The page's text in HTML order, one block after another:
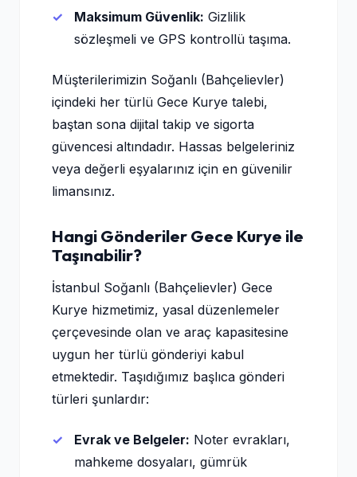
Maksimum Güvenlik: Gizlilik
sözleşmeli ve GPS kontrollü taşıma.
Müşterilerimizin Soğanlı (Bahçelievler)
içindeki her türlü Gece Kurye talebi,
baştan sona dijital takip ve sigorta
güvencesi altındadır. Hassas belgeleriniz
veya değerli eşyalarınız için en güvenilir
limansınız.
Hangi Gönderiler Gece Kurye ile
Taşınabilir?
İstanbul Soğanlı (Bahçelievler) Gece
Kurye hizmetimiz, yasal düzenlemeler
çerçevesinde olan ve araç kapasitesine
uygun her türlü gönderiyi kabul
etmektedir. Taşıdığımız başlıca gönderi
türleri şunlardır:
Evrak ve Belgeler: Noter evrakları,
mahkeme dosyaları, gümrük